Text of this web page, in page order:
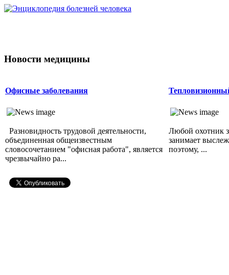
Новости медицины
Офисные заболевания
Разновидность трудовой деятельности,
объединенная общеизвестным
словосочетанием "офисная работа", является
чрезвычайно ра...
Любой охотник
занимает
поэтому, ...